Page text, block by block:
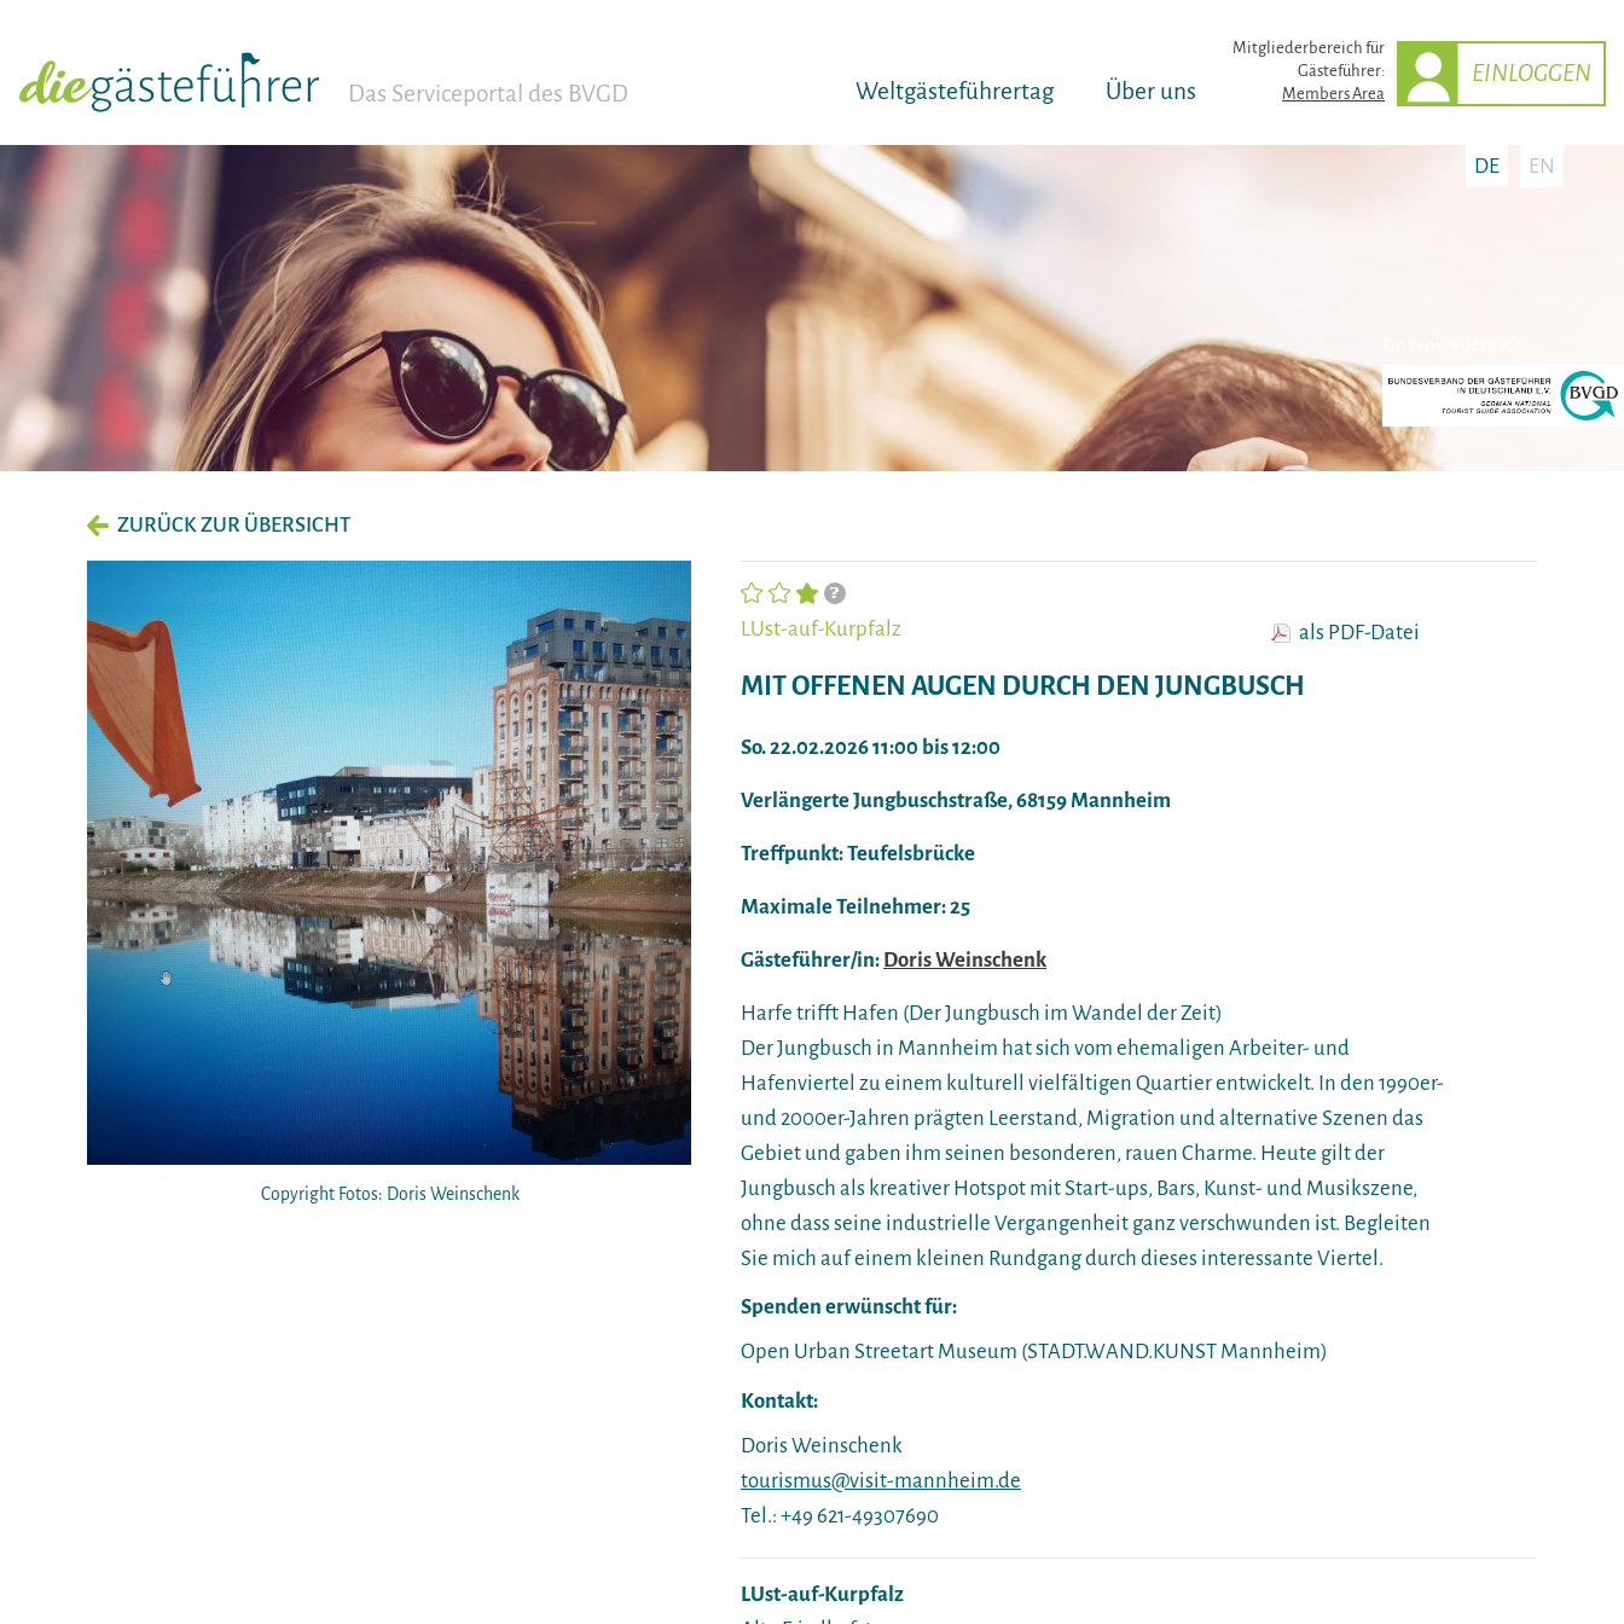
Das Serviceportal des BVGD Weltgäst­eführertag Über uns
Mitglieder­bereich für
Gästeführer:
Members Area
EINLOGGEN
DE EN
ZURÜCK ZUR ÜBERSICHT
Copyright Fotos: Doris Weinschenk
als PDF-Datei
LUst-auf-Kurpfalz
MIT OFFENEN AUGEN DURCH DEN JUNGBUSCH
So. 22.02.2026 11:00 bis 12:00
Verlängerte Jungbuschstraße, 68159 Mannheim
Treffpunkt: Teufelsbrücke
Maximale Teilnehmer: 25
Gästeführer/in: Doris Weinschenk
Harfe trifft Hafen (Der Jungbusch im Wandel der Zeit)
Der Jungbusch in Mannheim hat sich vom ehemaligen Arbeiter- und
Hafenviertel zu einem kulturell vielfältigen Quartier entwickelt. In den 1990er-
und 2000er-Jahren prägten Leerstand, Migration und alternative Szenen das
Gebiet und gaben ihm seinen besonderen, rauen Charme. Heute gilt der
Jungbusch als kreativer Hotspot mit Start-ups, Bars, Kunst- und Musikszene,
ohne dass seine industrielle Vergangenheit ganz verschwunden ist. Begleiten
Sie mich auf einem kleinen Rundgang durch dieses interessante Viertel.
Spenden erwünscht für:
Open Urban Streetart Museum (STADT.WAND.KUNST Mannheim)
Kontakt:
Doris Weinschenk
tourismus@visit-mannheim.de
Tel.: +49 621-49307690
LUst-auf-Kurpfalz